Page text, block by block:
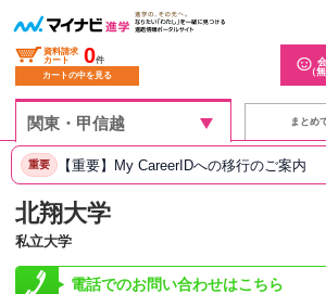
資料請求
カート
0件
カートの中を見る
（無
まとめ
重要 【重要】My CareerIDへの移行のご案内
北翔大学
私立大学
電話でのお問い合わせはこちら